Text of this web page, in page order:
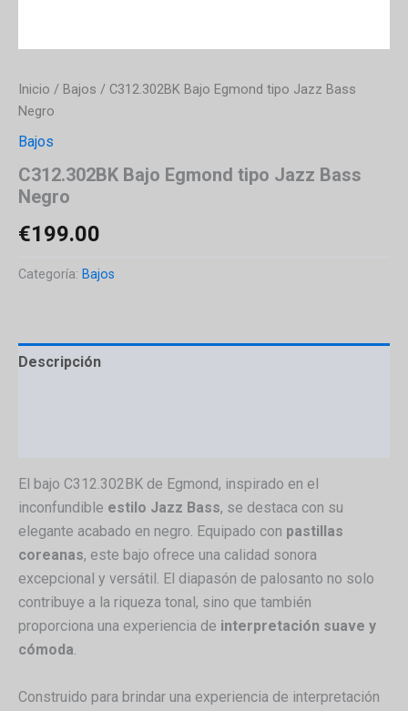
Inicio / Bajos / C312.302BK Bajo Egmond tipo Jazz Bass
Negro
Bajos
C312.302BK Bajo Egmond tipo Jazz Bass
Negro
€199.00
Categoría: Bajos
Descripción
El bajo C312.302BK de Egmond, inspirado en el
inconfundible estilo Jazz Bass, se destaca con su
elegante acabado en negro. Equipado con pastillas
coreanas, este bajo ofrece una calidad sonora
excepcional y versátil. El diapasón de palosanto no solo
contribuye a la riqueza tonal, sino que también
proporciona una experiencia de interpretación suave y
cómoda.
Construido para brindar una experiencia de interpretación